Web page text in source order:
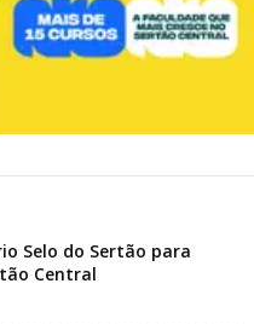
Selo do Sertão para
Central